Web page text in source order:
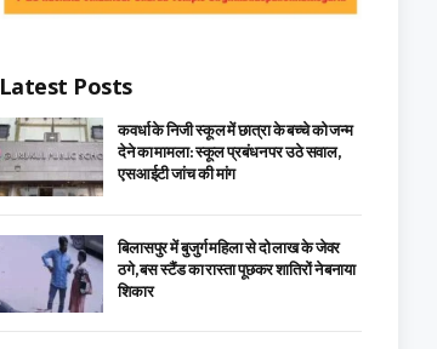
Latest Posts
कवर्धा के निजी स्कूल में छात्रा के बच्चे को जन्म
देने का मामला: स्कूल प्रबंधन पर उठे सवाल,
एसआईटी जांच की मांग
बिलासपुर में बुजुर्ग महिला से दो लाख के जेवर
ठगे, बस स्टैंड का रास्ता पूछकर शातिरों ने बनाया
शिकार